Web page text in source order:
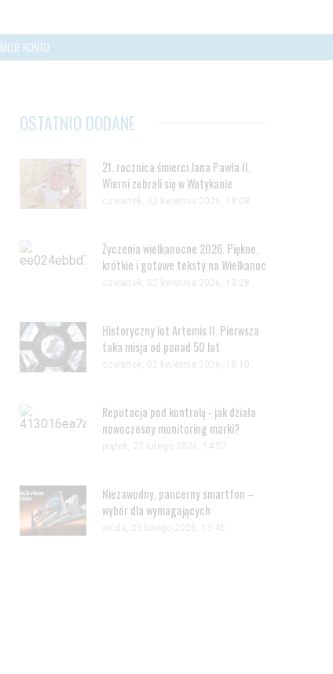
MOJE KONTO
OSTATNIO DODANE
21. rocznica śmierci Jana Pawła II.
Wierni zebrali się w Watykanie
czwartek, 02 kwietnia 2026, 18:08
Życzenia wielkanocne 2026. Piękne,
krótkie i gotowe teksty na Wielkanoc
czwartek, 02 kwietnia 2026, 13:28
Historyczny lot Artemis II. Pierwsza
taka misja od ponad 50 lat
czwartek, 02 kwietnia 2026, 18:10
Reputacja pod kontrolą - jak działa
nowoczesny monitoring marki?
piątek, 27 lutego 2026, 14:57
Niezawodny, pancerny smartfon –
wybór dla wymagających
środa, 25 lutego 2026, 13:45